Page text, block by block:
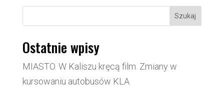
Szukaj
Ostatnie wpisy
MIASTO. W Kaliszu kręcą film. Zmiany w
kursowaniu autobusów KLA